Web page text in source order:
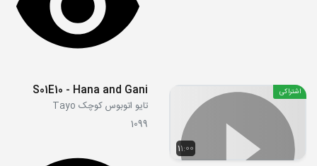
11:00
اشتراکی S01E10 - Hana and Gani
تایو اتوبوس کوچک Tayo
1099